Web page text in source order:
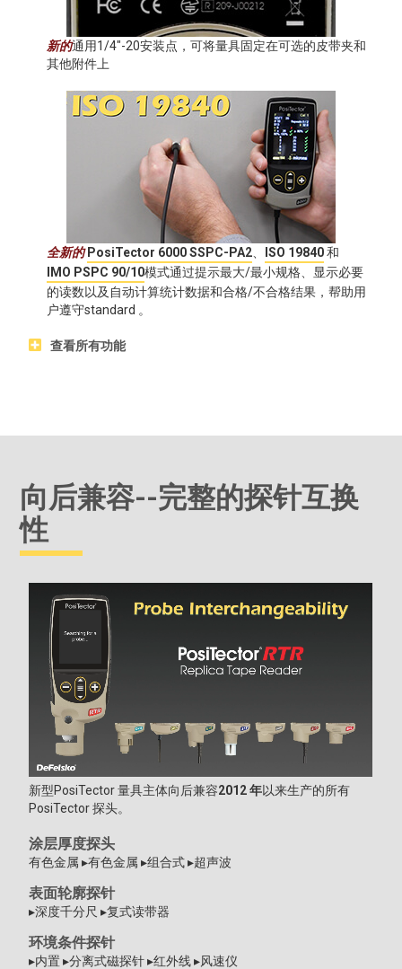
新的通用1/4"-20安装点，可将量具固定在可选的皮带夹和
其他附件上
全新的 PosiTector 6000 SSPC-PA2、 ISO 19840和
IMO PSPC 90/10模式通过提示最大/最小规格、显示必要
的读数以及自动计算统计数据和合格/不合格结果，帮助用
户遵守standard 。
查看所有功能
向后兼容--完整的探针互换
性
新型PosiTector 量具主体向后兼容2012 年以来生产的所有
PosiTector 探头。
涂层厚度探头
有色金属 ▸有色金属 ▸组合式 ▸超声波
表面轮廓探针
▸深度千分尺 ▸复式读带器
环境条件探针
▸内置 ▸分离式磁探针 ▸红外线 ▸风速仪